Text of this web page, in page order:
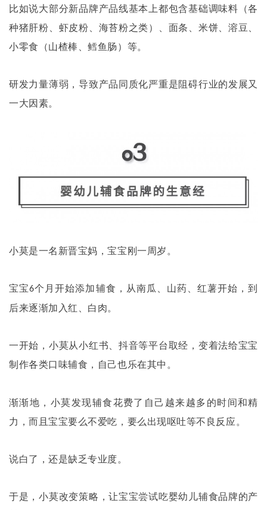
比如说大部分新品牌产品线基本上都包含基础调味料（各
种猪肝粉、虾皮粉、海苔粉之类）、面条、米饼、溶豆、
小零食（山楂棒、鳕鱼肠）等。
研发力量薄弱，导致产品同质化严重是阻碍行业的发展又
一大因素。
小莫是一名新晋宝妈，宝宝刚一周岁。
宝宝6个月开始添加辅食，从南瓜、山药、红薯开始，到
后来逐渐加入红、白肉。
一开始，小莫从小红书、抖音等平台取经，变着法给宝宝
制作各类口味辅食，自己也乐在其中。
渐渐地，小莫发现辅食花费了自己越来越多的时间和精
力，而且宝宝要么不爱吃，要么出现呕吐等不良反应。
说白了，还是缺乏专业度。
于是，小莫改变策略，让宝宝尝试吃婴幼儿辅食品牌的产